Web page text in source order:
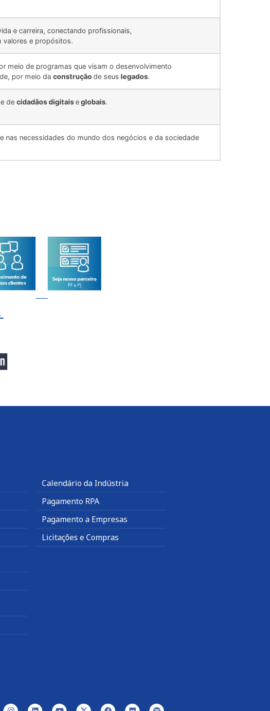
e carreira, conectando profissionais,
valores e propósitos.
meio de programas que visam o desenvolvimento
por meio da construçãode seus legados.
e de cidadãos digitaiseglobais.
nas necessidades do mundo dos negócios e da sociedade
Calendário da Indústria
Pagamento RPA
Pagamento a Empresas
Licitações e Compras